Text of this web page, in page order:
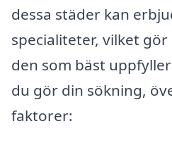
dessa städer kan
specialiteter, vilket
den som bäst
du gör din sökning,
faktorer: